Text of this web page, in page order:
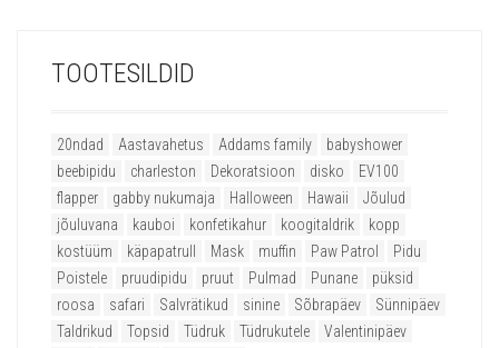
TOOTESILDID
20ndad Aastavahetus Addams family
babyshower
beebipidu
charleston Dekoratsioon disko
EV100
flapper
gabby nukumaja Halloween Hawaii
Jõulud
jõuluvana
kauboi konfetikahur koogitaldrik
kopp
kostüüm
käpapatrull Mask muffin Paw Patrol
Pidu
Poistele
pruudipidu pruut Pulmad Punane
püksid
roosa
safari Salvrätikud sinine Sõbrapäev
Sünnipäev
Taldrikud
Topsid Tüdruk Tüdrukutele
Valentinipäev